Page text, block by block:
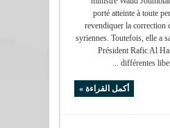
porté atteinte à toute
revendiquer la correction
syriennes. Toutefois, elle a
Président Rafic Al
différentes
أكمل القراءة »